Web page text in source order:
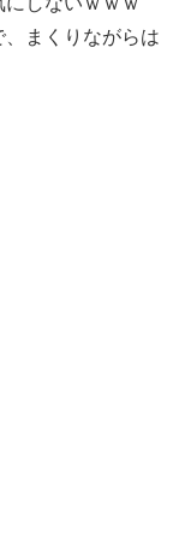
まくりながらは